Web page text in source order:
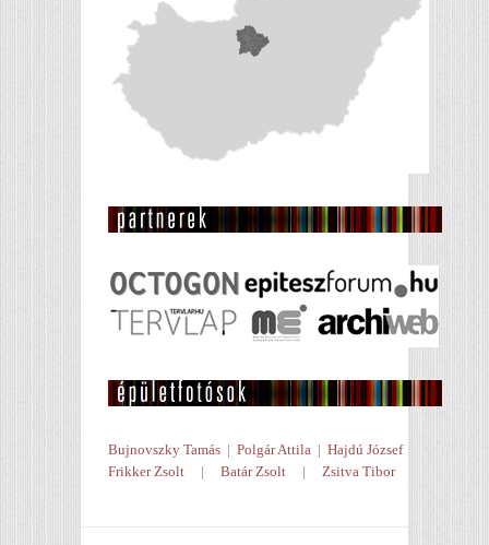
Bujnovszky Tamás | Polgár Attila | Hajdú József
Frikker Zsolt | Batár Zsolt | Zsitva Tibor